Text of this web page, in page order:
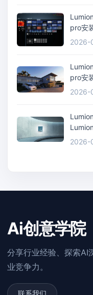
pro安
2026-
pro安
2026-
2026-
Ai创意学院
分享行业经验、探索AI
业竞争力。
联系我们